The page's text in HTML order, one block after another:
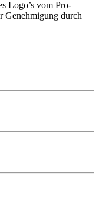
Logo’s vom Pro-
Genehmigung durch